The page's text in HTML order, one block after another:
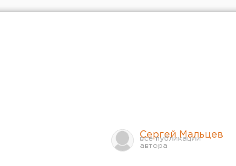
Сергей Мальцев